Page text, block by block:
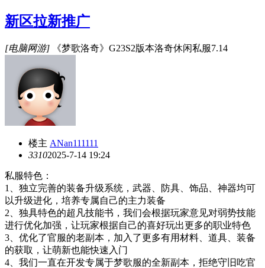
新区拉新推广
[电脑网游] 《梦歌洛奇》G23S2版本洛奇休闲私服7.14
楼主 ANan111111
33102025-7-14 19:24
私服特色：
1、独立完善的装备升级系统，武器、防具、饰品、神器均可
以升级进化，培养专属自己的主力装备
2、独具特色的超凡技能书，我们会根据玩家意见对弱势技能
进行优化加强，让玩家根据自己的喜好玩出更多的职业特色
3、优化了官服的老副本，加入了更多有用材料、道具、装备
的获取，让萌新也能快速入门
4、我们一直在开发专属于梦歌服的全新副本，拒绝守旧吃官